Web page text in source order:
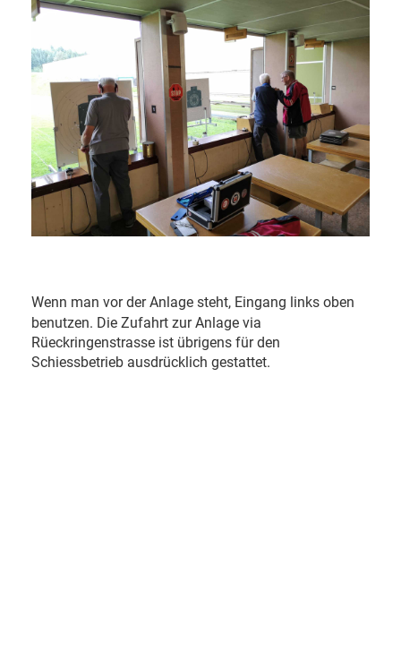
Wenn man vor der Anlage steht, Eingang links oben
benutzen. Die Zufahrt zur Anlage via
Rüeckringenstrasse ist übrigens für den
Schiessbetrieb ausdrücklich gestattet.